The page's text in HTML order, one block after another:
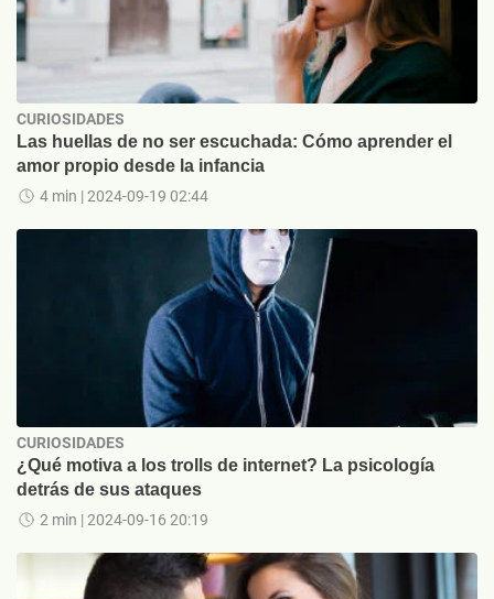
CURIOSIDADES
Las huellas de no ser escuchada: Cómo aprender el
amor propio desde la infancia
4 min | 2024-09-19 02:44
CURIOSIDADES
¿Qué motiva a los trolls de internet? La psicología
detrás de sus ataques
2 min | 2024-09-16 20:19